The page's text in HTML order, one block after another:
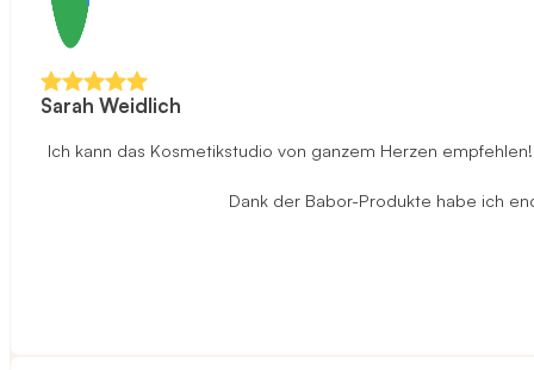
Sarah Weidlich
Ich kann das Kosmetikstudio von ganzem Herzen
Dank der Babor-Produkte habe ich